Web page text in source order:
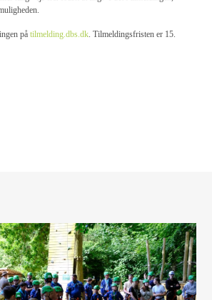
på tilmelding.dbs.dk. Tilmeldingsfristen er 15.